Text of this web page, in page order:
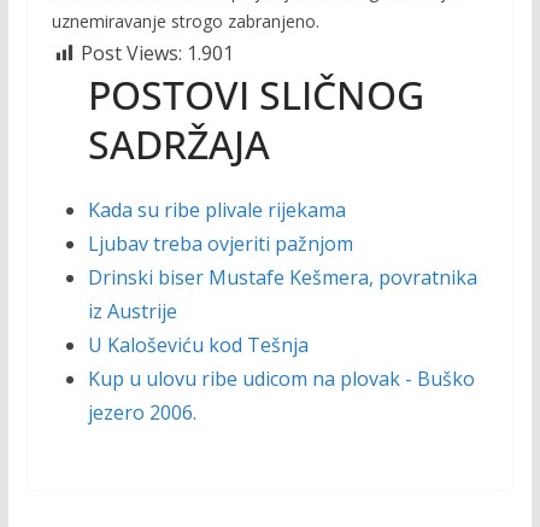
uznemiravanje strogo zabranjeno.
Post Views: 1.901
POSTOVI SLIČNOG
SADRŽAJA
Kada su ribe plivale rijekama
Ljubav treba ovjeriti pažnjom
Drinski biser Mustafe Kešmera, povratnika
iz Austrije
U Kaloševiću kod Tešnja
Kup u ulovu ribe udicom na plovak - Buško
jezero 2006.